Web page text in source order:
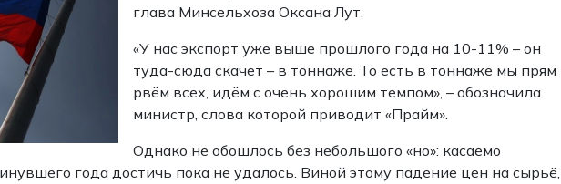
глава Минсельхоза Оксана Лут.
«У нас экспорт уже выше прошлого года на 10-11% – он
туда-сюда скачет – в тоннаже. То есть в тоннаже мы прям
рвём всех, идём с очень хорошим темпом», – обозначила
министр, слова которой приводит «Прайм».
Однако не обошлось без небольшого «но»: касаемо
года достичь пока не удалось. Виной этому падение цен на сырьё,